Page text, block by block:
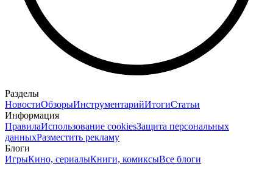
Разделы
НовостиОбзорыИнструментарийИтогиСтатьи
Информация
ПравилаИспользование cookiesЗащита персональных
данныхРазместить рекламу
Блоги
ИгрыКино, сериалыКниги, комиксыВсе блоги